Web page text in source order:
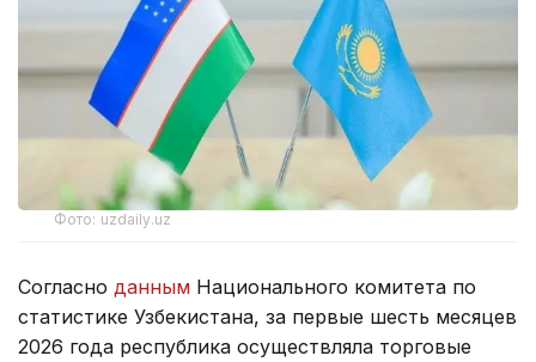
Фото: uzdaily.uz
Согласно данным Национального комитета по
статистике Узбекистана, за первые шесть месяцев
2026 года республика осуществляла торговые